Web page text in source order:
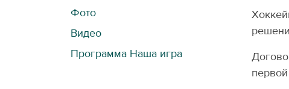
Фото
Видео
Программа Наша игра